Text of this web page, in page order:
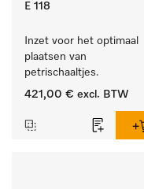
E 118
Inzet voor het optimaal
plaatsen van
petrischaaltjes.
421,00 € excl. BTW